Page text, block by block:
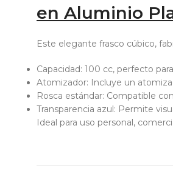
en Aluminio
Este elegante frasco cúbico,
Capacidad: 100 cc, perfecto
Atomizador: Incluye un
Rosca estándar: Compatible
Transparencia azul: Permite
Ideal para uso personal,